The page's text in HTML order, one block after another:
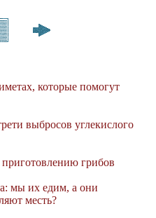
которые помогут
выбросов углекислого
грибов
мы их едим, а они
месть?